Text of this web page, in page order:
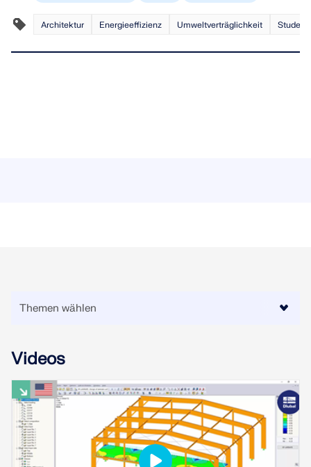
Architektur Energieeffizienz Umweltverträglichkeit
Videos